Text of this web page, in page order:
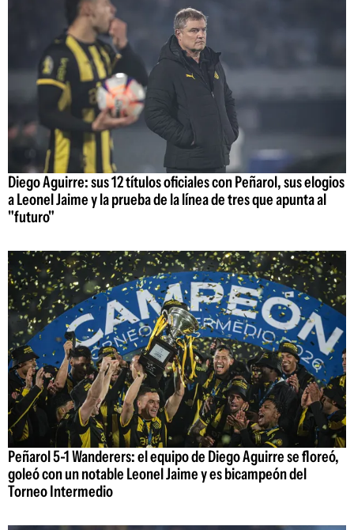
Diego Aguirre: sus 12 títulos oficiales con Peñarol, sus elogios
a Leonel Jaime y la prueba de la línea de tres que apunta al
"futuro"
Peñarol 5-1 Wanderers: el equipo de Diego Aguirre se floreó,
goleó con un notable Leonel Jaime y es bicampeón del
Torneo Intermedio